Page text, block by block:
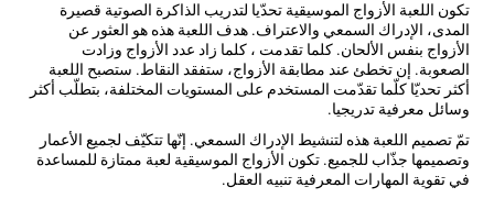
تكون اللعبة الأزواج الموسيقية تحدّيا لتدريب الذاكرة الصوتية قصيرة
المدى، الإدراك السمعي والاعتراف. هدف اللعبة هذه هو العثور عن
الأزواج بنفس الألحان. كلما تقدمت ، كلما زاد عدد الأزواج وزادت
الصعوبة. إن تخطئ عند مطابقة الأزواج، ستفقد النقاط. ستصبح اللعبة
أكثر تحديّا كلّما تقدّمت المستخدم على المستويات المختلفة، بتطلّب أكثر
وسائل معرفية تدريجيا.
تمّ تصميم اللعبة هذه لتنشيط الإدراك السمعي. إنّها تتكيّف لجميع الأعمار
وتصميمها جذّاب للجميع. تكون الأزواج الموسيقية لعبة ممتازة للمساعدة
في تقوية المهارات المعرفية تنبيه العقل.